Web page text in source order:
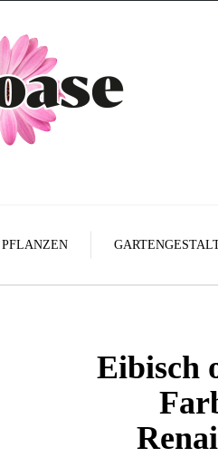
PFLANZEN
Eibisch